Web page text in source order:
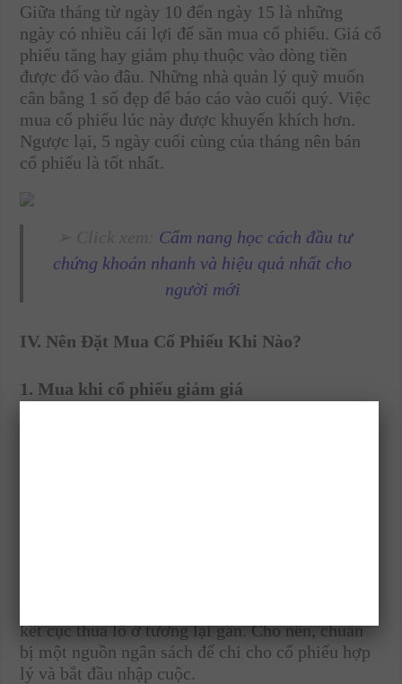
Giữa tháng từ ngày 10 đến ngày 15 là những
ngày có nhiều cái lợi để săn mua cổ phiếu. Giá cổ
phiếu tăng hay giảm phụ thuộc vào dòng tiền
được đổ vào đâu. Những nhà quản lý quỹ muốn
cân bằng 1 số đẹp để báo cáo vào cuối quý. Việc
mua cổ phiếu lúc này được khuyến khích hơn.
Ngược lại, 5 ngày cuối cùng của tháng nên bán
cổ phiếu là tốt nhất.
Cẩm nang học cách đầu tư
chứng khoán nhanh và hiệu quả nhất cho
người mới
IV. Nên Đặt Mua Cổ Phiếu Khi Nào?
1. Mua khi cổ phiếu giảm giá
kết cục thua lỗ ở tương lại gần. Cho nên, chuẩn
bị một nguồn ngân sách để chi cho cổ phiếu hợp
lý và bắt đầu nhập cuộc.